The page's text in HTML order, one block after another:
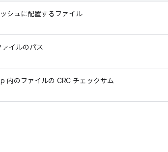
シュに配置するファイル
ァイルのパス
内のファイルの CRC チェックサム